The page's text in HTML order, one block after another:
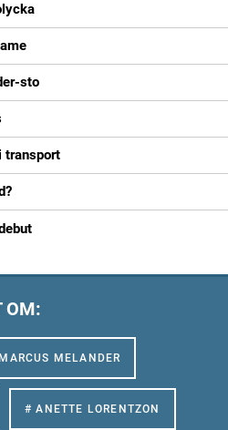
sto
transport
OM:
MELANDER
# ANETTE LORENTZON